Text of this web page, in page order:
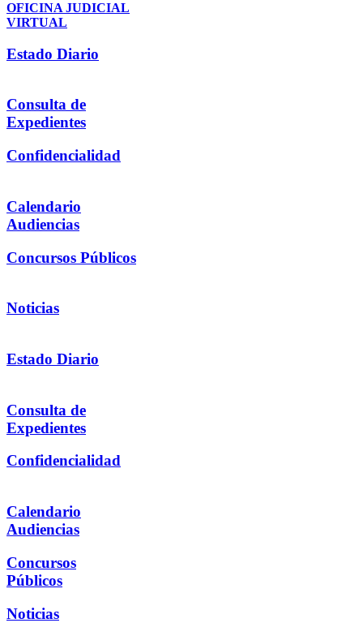
OFICINA JUDICIAL
VIRTUAL
Estado Diario
Consulta de
Expedientes
Confidencialidad
Calendario
Audiencias
Concursos Públicos
Noticias
Estado Diario
Consulta de
Expedientes
Confidencialidad
Calendario
Audiencias
Concursos
Públicos
Noticias